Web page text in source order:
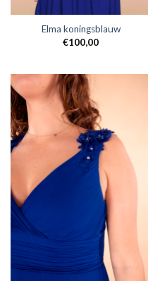
Elma koningsblauw
€100,00